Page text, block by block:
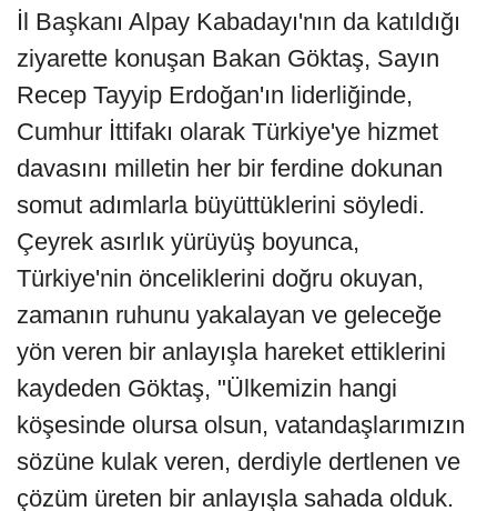
İl Başkanı Alpay Kabadayı'nın da katıldığı
ziyarette konuşan Bakan Göktaş, Sayın
Recep Tayyip Erdoğan'ın liderliğinde,
Cumhur İttifakı olarak Türkiye'ye hizmet
davasını milletin her bir ferdine dokunan
somut adımlarla büyüttüklerini söyledi.
Çeyrek asırlık yürüyüş boyunca,
Türkiye'nin önceliklerini doğru okuyan,
zamanın ruhunu yakalayan ve geleceğe
yön veren bir anlayışla hareket ettiklerini
kaydeden Göktaş, "Ülkemizin hangi
köşesinde olursa olsun, vatandaşlarımızın
sözüne kulak veren, derdiyle dertlenen ve
çözüm üreten bir anlayışla sahada olduk.